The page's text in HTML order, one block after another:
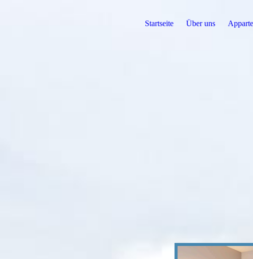
Startseite Über uns